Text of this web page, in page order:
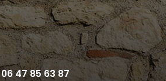
06 47 85 63 87